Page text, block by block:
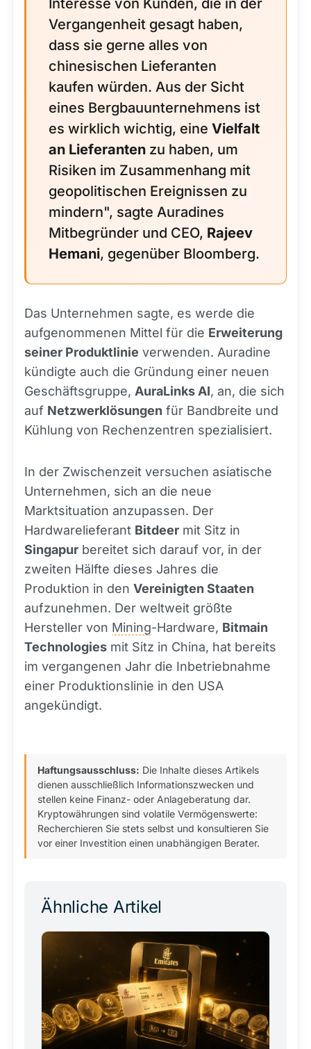
Interesse von Kunden, die in der
Vergangenheit gesagt haben,
dass sie gerne alles von
chinesischen Lieferanten
kaufen würden. Aus der Sicht
eines Bergbauunternehmens ist
es wirklich wichtig, eine Vielfalt
an Lieferanten zu haben, um
Risiken im Zusammenhang mit
geopolitischen Ereignissen zu
mindern", sagte Auradines
Mitbegründer und CEO, Rajeev
Hemani, gegenüber Bloomberg.
Das Unternehmen sagte, es werde die
aufgenommenen Mittel für die Erweiterung
seiner Produktlinie verwenden. Auradine
kündigte auch die Gründung einer neuen
Geschäftsgruppe, AuraLinks AI, an, die sich
auf Netzwerklösungen für Bandbreite und
Kühlung von Rechenzentren spezialisiert.
In der Zwischenzeit versuchen asiatische
Unternehmen, sich an die neue
Marktsituation anzupassen. Der
Hardwarelieferant Bitdeer mit Sitz in
Singapur bereitet sich darauf vor, in der
zweiten Hälfte dieses Jahres die
Produktion in den Vereinigten Staaten
aufzunehmen. Der weltweit größte
Hersteller von Mining-Hardware, Bitmain
Technologies mit Sitz in China, hat bereits
im vergangenen Jahr die Inbetriebnahme
einer Produktionslinie in den USA
angekündigt.
Haftungsausschluss: Die Inhalte dieses Artikels
dienen ausschließlich Informationszwecken und
stellen keine Finanz- oder Anlageberatung dar.
Kryptowährungen sind volatile Vermögenswerte:
Recherchieren Sie stets selbst und konsultieren Sie
vor einer Investition einen unabhängigen Berater.
Ähnliche Artikel